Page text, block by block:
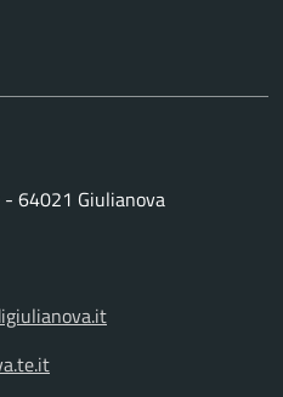
- 64021 Giulianova